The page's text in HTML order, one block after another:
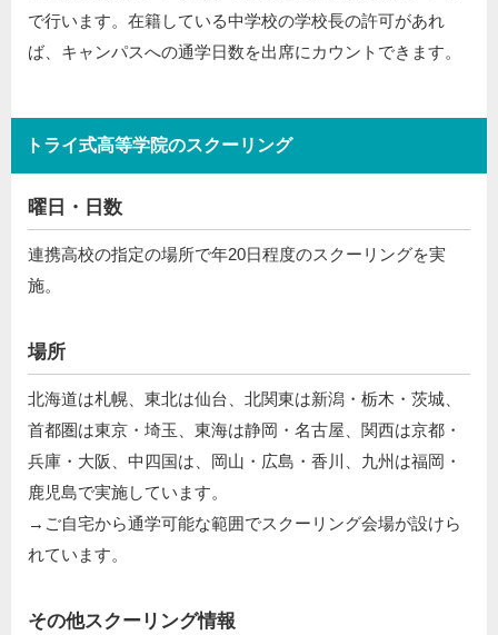
で行います。在籍している中学校の学校長の許可があれ
ば、キャンパスへの通学日数を出席にカウントできます。​
トライ式高等学院のスクーリング
曜日・日数
連携高校の指定の場所で年20日程度のスクーリングを実
施。
場所
北海道は札幌、東北は仙台、北関東は新潟・栃木・茨城、
首都圏は東京・埼玉、東海は静岡・名古屋、関西は京都・
兵庫・大阪、中四国は、岡山・広島・香川、九州は福岡・
鹿児島で実施しています。
→ご自宅から通学可能な範囲でスクーリング会場が設けら
れています。
その他スクーリング情報